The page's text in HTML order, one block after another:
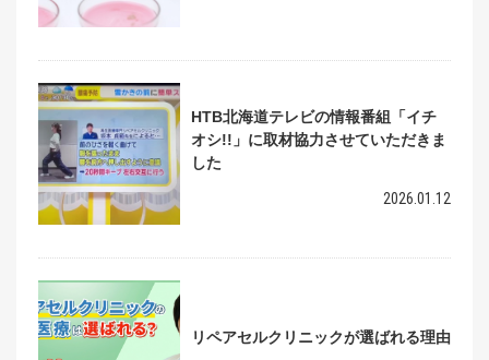
HTB北海道テレビの情報番組「イチ
オシ!!」に取材協力させていただきま
した
2026.01.12
リペアセルクリニックが選ばれる理由